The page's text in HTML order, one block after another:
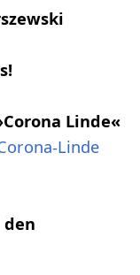
Linde«
Linde
den